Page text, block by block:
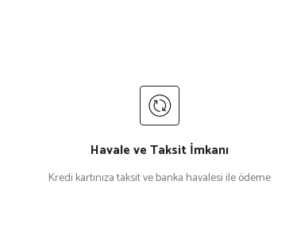
Havale ve Taksit İmkanı
Kredi kartınıza taksit ve banka havalesi ile ödeme